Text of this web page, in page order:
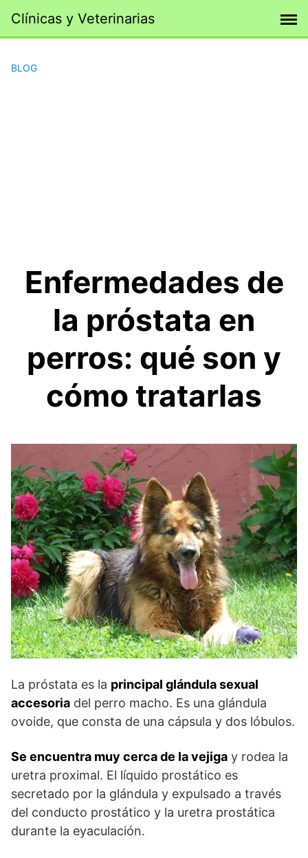
contenido
Clínicas y Veterinarias
BLOG
Enfermedades de
la próstata en
perros: qué son y
cómo tratarlas
La próstata es la principal glándula sexual
accesoria del perro macho. Es una glándula
ovoide, que consta de una cápsula y dos lóbulos.
Se encuentra muy cerca de la vejiga y rodea la
uretra proximal. El líquido prostático es
secretado por la glándula y expulsado a través
del conducto prostático y la uretra prostática
durante la eyaculación.